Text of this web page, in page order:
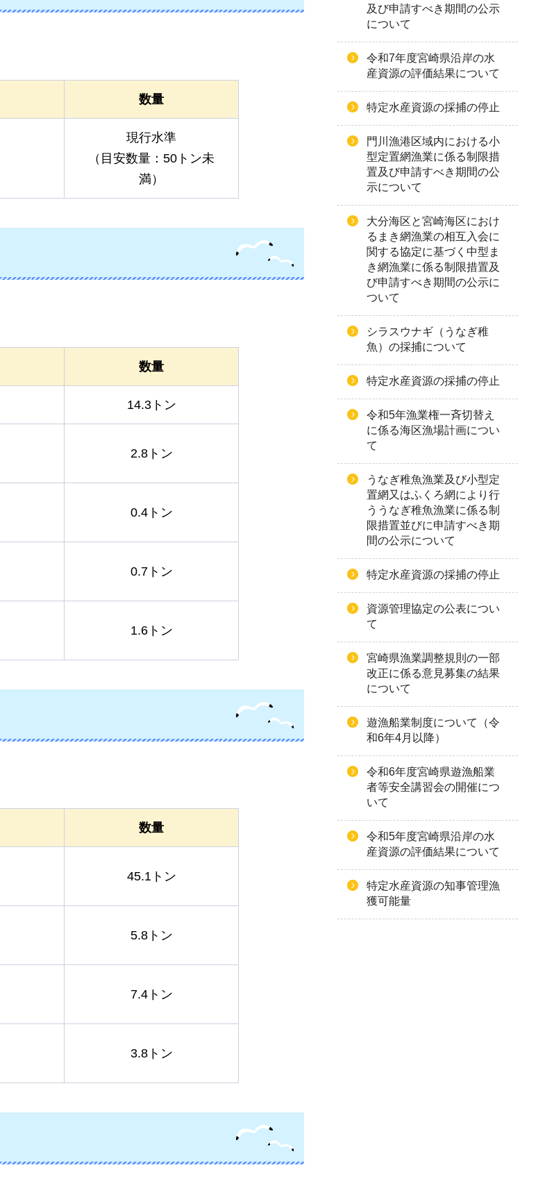
数量
現行水準
（目安数量：50トン未
満）
数量
14.3トン
2.8トン
0.4トン
0.7トン
1.6トン
数量
45.1トン
5.8トン
7.4トン
3.8トン
及び申請すべき期間の公示
について
令和7年度宮崎県沿岸の水
産資源の評価結果について
特定水産資源の採捕の停止
門川漁港区域内における小
型定置網漁業に係る制限措
置及び申請すべき期間の公
示について
大分海区と宮崎海区におけ
るまき網漁業の相互入会に
関する協定に基づく中型ま
き網漁業に係る制限措置及
び申請すべき期間の公示に
ついて
シラスウナギ（うなぎ稚
魚）の採捕について
特定水産資源の採捕の停止
令和5年漁業権一斉切替え
に係る海区漁場計画につい
て
うなぎ稚魚漁業及び小型定
置網又はふくろ網により行
ううなぎ稚魚漁業に係る制
限措置並びに申請すべき期
間の公示について
特定水産資源の採捕の停止
資源管理協定の公表につい
て
宮崎県漁業調整規則の一部
改正に係る意見募集の結果
について
遊漁船業制度について（令
和6年4月以降）
令和6年度宮崎県遊漁船業
者等安全講習会の開催につ
いて
令和5年度宮崎県沿岸の水
産資源の評価結果について
特定水産資源の知事管理漁
獲可能量